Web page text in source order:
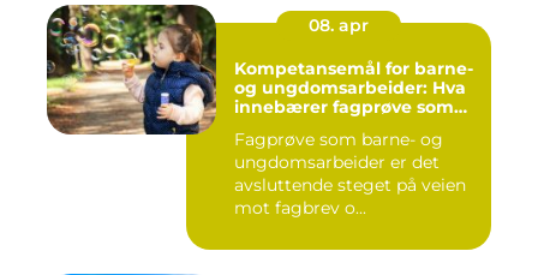
08. apr
Kompetansemål for barne-
og ungdomsarbeider: Hva
innebærer fagprøve som
ungdomsarbeider?
Fagprøve som barne- og
ungdomsarbeider er det
avsluttende steget på veien
mot fagbrev o...